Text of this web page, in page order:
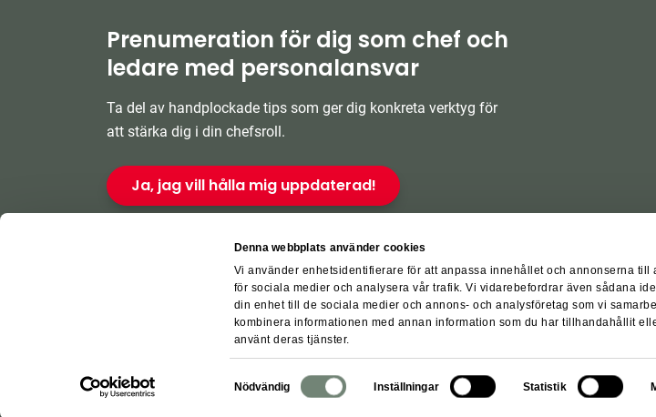
Denna webbplats använder cookies
Vi använder enhetsidentifierare för att anpassa innehållet och annonserna
för sociala medier och analysera vår trafik. Vi vidarebefordrar även sådana
din enhet till de sociala medier och annons- och analysföretag som vi
kombinera informationen med annan information som du har tillhandahållit
använt deras tjänster.
Samtyckesval
Nödvändig Inställningar Statistik
Prenumeration för dig som chef och
ledare med personalansvar
Ta del av handplockade tips som ger dig konkreta verktyg för
att stärka dig i din chefsroll.
Ja, jag vill hålla mig uppdaterad!
För leverantörer Integritetspolicy
© Fasticon AB